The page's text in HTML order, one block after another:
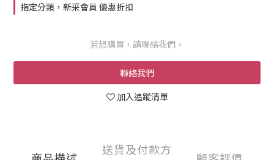
指定分類，新采會員 優惠折扣
若想購買，請聯絡我們。
聯絡我們
加入追蹤清單
送貨及付款方